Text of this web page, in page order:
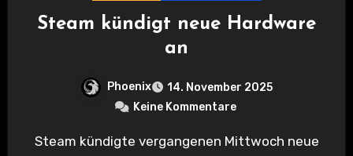
Steam kündigt neue Hardware
an
Phoenix
14. November 2025
Keine Kommentare
Steam kündigte vergangenen Mittwoch neue